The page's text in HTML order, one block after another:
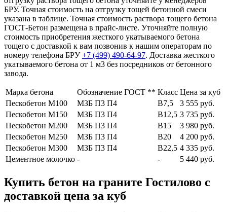
БРУ. Точная стоимость на отгрузку тощей бетонной смеси
указана в таблице. Точная стоимость раствора тощего бетона
ГОСТ-Бетон размещена в прайс-листе. Уточняйте полную
стоимость приобретения жесткого укатываемого бетона
тощего с доставкой к вам позвонив к нашим операторам по
номеру телефона БРУ+7 (499) 490-64-97. Доставка жесткого
укатываемого бетона от 1 м3 без посредников от бетонного
завода.
Марка бетона Обозначение ГОСТ ** Класс Цена за куб
Пескобетон М100
МЗБ П3 П4 В7,5
3 555 руб.
Пескобетон М150
МЗБ П3 П4 В12,5 3 735 руб.
Пескобетон М200
МЗБ П3 П4 В15
3 980 руб.
Пескобетон М250
МЗБ П3 П4 В20
4 200 руб.
Пескобетон М300
МЗБ П3 П4 В22,5 4 335 руб.
Цементное молочко - - 5 440 руб.
Купить бетон на граните Гостилово с
доставкой цена за куб